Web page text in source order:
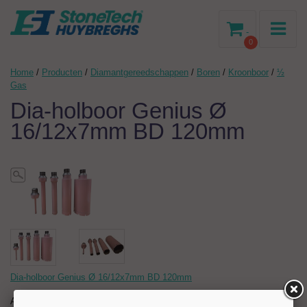
0
-
Home / Producten / Diamantgereedschappen / Boren / Kroonboor / ½
Gas
Dia-holboor Genius Ø
16/12x7mm BD 120mm
Dia-holboor Genius Ø 16/12x7mm BD 120mm
Artikelnr: